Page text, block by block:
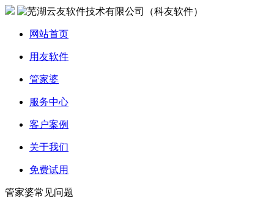
网站首页
用友软件
管家婆
服务中心
客户案例
关于我们
免费试用
管家婆常见问题